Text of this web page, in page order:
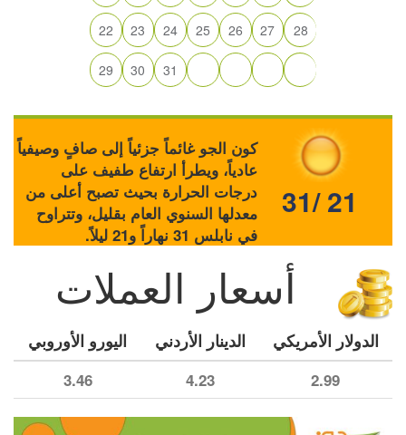
22 23 24 25 26 27 28
29 30 31
كون الجو غائماً جزئياً إلى صافٍ وصيفياً
عادياً، ويطرأ ارتفاع طفيف على
درجات الحرارة بحيث تصبح أعلى من
معدلها السنوي العام بقليل، وتتراوح
في نابلس 31 نهاراً و21 ليلاً.
31/ 21
أسعار العملات
الدولار الأمريكي الدينار الأردني اليورو الأوروبي
2.99
4.23
3.46